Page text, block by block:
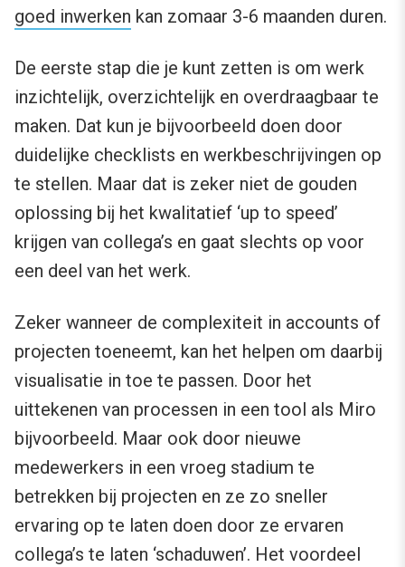
goed inwerken kan zomaar 3-6 maanden duren.
De eerste stap die je kunt zetten is om werk
inzichtelijk, overzichtelijk en overdraagbaar te
maken. Dat kun je bijvoorbeeld doen door
duidelijke checklists en werkbeschrijvingen op
te stellen. Maar dat is zeker niet de gouden
oplossing bij het kwalitatief ‘up to speed’
krijgen van collega’s en gaat slechts op voor
een deel van het werk.
Zeker wanneer de complexiteit in accounts of
projecten toeneemt, kan het helpen om daarbij
visualisatie in toe te passen. Door het
uittekenen van processen in een tool als Miro
bijvoorbeeld. Maar ook door nieuwe
medewerkers in een vroeg stadium te
betrekken bij projecten en ze zo sneller
ervaring op te laten doen door ze ervaren
collega’s te laten ‘schaduwen’. Het voordeel